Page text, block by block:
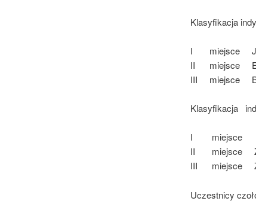
I miejsce
II
III
Klasyfikacja
I miejsce
II miejsce
III miejsce
Uczestnicy